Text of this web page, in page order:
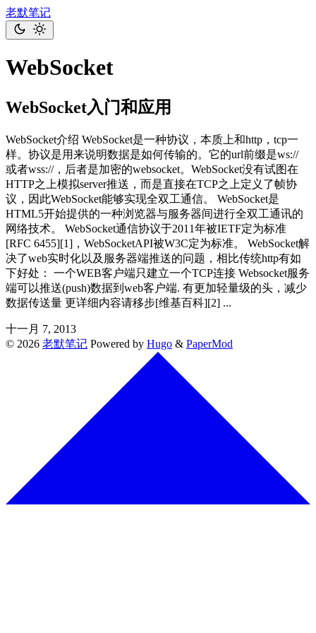
老默笔记
WebSocket
WebSocket入门和应用
WebSocket介绍 WebSocket是一种协议，本质上和http，tcp一
样。协议是用来说明数据是如何传输的。它的url前缀是ws://
或者wss://，后者是加密的websocket。WebSocket没有试图在
HTTP之上模拟server推送，而是直接在TCP之上定义了帧协
议，因此WebSocket能够实现全双工通信。 WebSocket是
HTML5开始提供的一种浏览器与服务器间进行全双工通讯的
网络技术。 WebSocket通信协议于2011年被IETF定为标准
[RFC 6455][1]，WebSocketAPI被W3C定为标准。 WebSocket解
决了web实时化以及服务器端推送的问题，相比传统http有如
下好处： 一个WEB客户端只建立一个TCP连接 Websocket服务
端可以推送(push)数据到web客户端. 有更加轻量级的头，减少
数据传送量 更详细内容请移步[维基百科][2] ...
十一月 7, 2013
© 2026 老默笔记 Powered by Hugo & PaperMod